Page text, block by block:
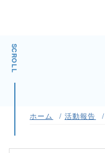
SCROLL
ホーム 活動報告